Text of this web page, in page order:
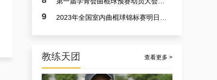
9
教练天团 查看更多 >